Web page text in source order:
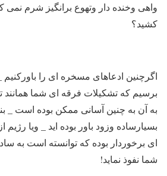
واهی وخنده دار وتهوع برانگیز شرم نمی
کشید؟
اگرچنین ادعاهای مسخره ای را باورکنیم _
برسیم که تشکیلات فرقه ای شما همانند
به آن به چنین آسانی ممکن بوده است _
بسیارساده وزود باور بوده اید _ ویا
ای برخوردار بوده که توانسته است به
شما نفوذ نماید!